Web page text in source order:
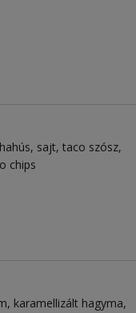
sajt, taco szósz,
chips
karamellizált hagyma,